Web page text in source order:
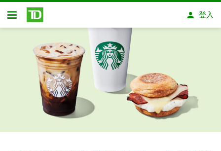
略過進入主要內容
開放式房屋貸款
登入